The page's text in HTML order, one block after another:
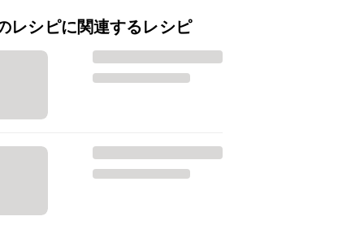
レシピに関連するレシピ